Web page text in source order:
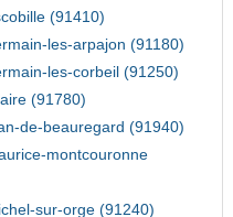
(91410)
les-arpajon (91180)
les-corbeil (91250)
(91780)
de-beauregard (91940)
montcouronne
sur-orge (91240)